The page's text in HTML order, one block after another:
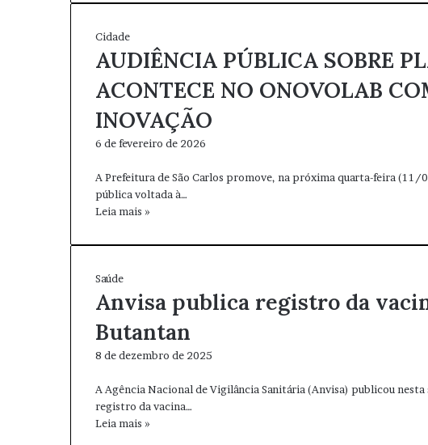
Cidade
AUDIÊNCIA PÚBLICA SOBRE
ACONTECE NO ONOVOLAB
INOVAÇÃO
6 de fevereiro de 2026
A Prefeitura de São Carlos promove, na próxima quarta-feira (11/
pública voltada à…
Leia mais »
Saúde
Anvisa publica registro da
Butantan
8 de dezembro de 2025
A Agência Nacional de Vigilância Sanitária (Anvisa) publicou
registro da vacina…
Leia mais »